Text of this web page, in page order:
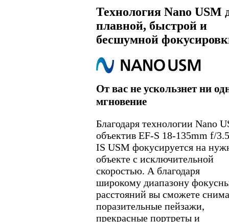
Технология Nano USM
плавной, быстрой и
бесшумной
От вас не ускользнет ни
мгновение
Благодаря технологии Nano
объектив EF-S 18-135mm f/
IS USM фокусируется на
объекте с исключительной
скоростью. А благодаря
широкому диапазону
расстояний вы сможете
поразительные пейзажи,
прекрасные портреты и